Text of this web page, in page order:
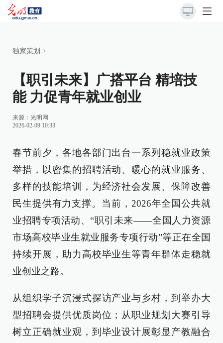
独家策划 >
【职引未来】广搭平台 精培技
能 力促青年就业创业
来源： 光明网
2026-02-09 10:33
春节前夕，各地各部门出台一系列稳就业政策
举措，以密集的招聘活动、暖心的就业服务、
多样的技能培训，为经济社会发展、保障改善
民生提供有力支撑。当前，2026年全国公共就
业招聘专项活动、“职引未来——全国人力资源
市场高校毕业生就业服务专项行动”等正在全国
持续开展，助力高校毕业生等青年群体走稳就
业创业之路。
从组织学子沉浸式探访产业与乡村，到举办大
型招聘会提供优质岗位；从职业规划大赛引导
树立正确就业观，到毕业设计展彰显产教融合